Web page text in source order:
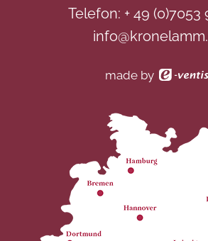
Telefon: + 49 (0)7053
made by